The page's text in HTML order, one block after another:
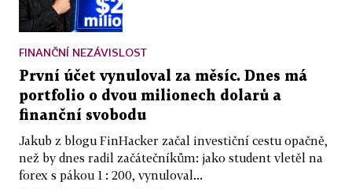
FINANČNÍ NEZÁVISLOST
První účet vynuloval za měsíc. Dnes má
portfolio o dvou milionech dolarů a
finanční svobodu
Jakub z blogu FinHacker začal investiční cestu opačně,
než by dnes radil začátečníkům: jako student vletěl na
forex s pákou 1 : 200, vynuloval...